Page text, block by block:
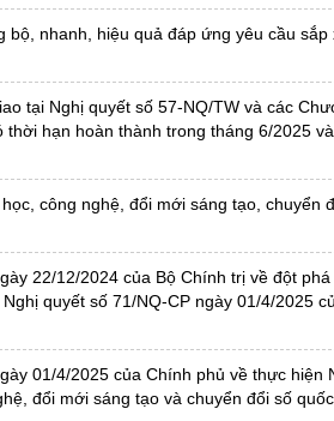
bộ, nhanh, hiệu quả đáp ứng yêu cầu sắp
tại Nghị quyết số 57-NQ/TW và các
hạn hoàn thành trong tháng 6/2025
công nghệ, đổi mới sáng tạo, chuyển
22/12/2024 của Bộ Chính trị về đột
quyết số 71/NQ-CP ngày 01/4/2025
01/4/2025 của Chính phủ về thực hiện
đổi mới sáng tạo và chuyển đổi số